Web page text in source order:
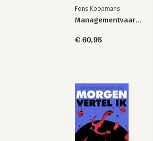
69
zit jouw huidige HR-data verscholen? 75
Group de kracht van HR-data benut voor
82
de datakwaliteit te beoordelen 83
en Inclusie in data? 88
Steve altijd spoorloos uit de
Fons Koopmans
Managementvaardigheden
€ 60,95